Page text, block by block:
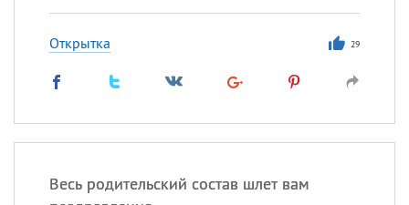
Открытка 29
Весь родительский состав шлет вам